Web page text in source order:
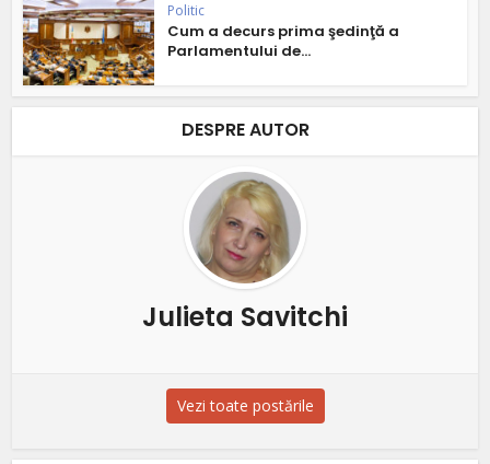
Politic
Cum a decurs prima şedinţă a
Parlamentului de...
DESPRE AUTOR
Julieta Savitchi
Vezi toate postările